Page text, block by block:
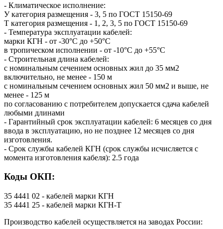
- Климатическое исполнение:
У категория размещения - 3, 5 по ГОСТ 15150-69
Т категория размещения - 1, 2, 3, 5 по ГОСТ 15150-69
- Температура эксплуатации кабелей:
марки КГН - от -30°С до +50°С
в тропическом исполнении - от -10°С до +55°С
- Строительная длина кабелей:
с номинальным сечением основных жил до 35 мм2
включительно, не менее - 150 м
с номинальным сечением основных жил 50 мм2 и выше, не
менее - 125 м
по согласованию с потребителем допускается сдача кабелей
любыми длинами
- Гарантийный срок эксплуатации кабелей: 6 месяцев со дня
ввода в эксплуатацию, но не позднее 12 месяцев со дня
изготовления.
- Срок службы кабелей КГН (срок службы исчисляется с
момента изготовления кабеля): 2.5 года
Коды ОКП:
35 4441 02 - кабелей марки КГН
35 4441 25 - кабелей марки КГН-Т
Производство кабелей осуществляется на заводах России: